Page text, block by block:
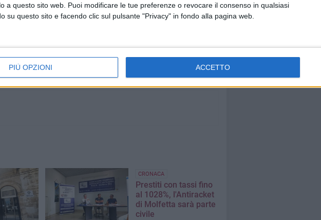
a questo sito web. Puoi modificare le tue preferenze o revocare il consenso in qualsiasi
su questo sito e facendo clic sul pulsante "Privacy" in fondo alla pagina web.
PIÙ OPZIONI ACCETTO
dal
scuola
Santuario di Sovereto resterà
aperto
CRONACA
Prestiti con tassi fino
al 1028%, l'Antiracket
di Molfetta sarà parte
civile